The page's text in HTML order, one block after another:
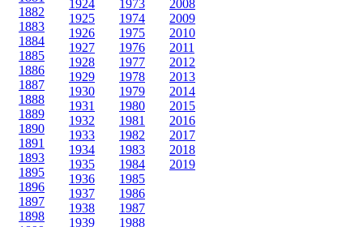
1882
1883
1884
1885
1886
1887
1888
1889
1890
1891
1893
1895
1896
1897
1898
1924
1925
1926
1927
1928
1929
1930
1931
1932
1933
1934
1935
1936
1937
1938
1939
1973
1974
1975
1976
1977
1978
1979
1980
1981
1982
1983
1984
1985
1986
1987
1988
2008
2009
2010
2011
2012
2013
2014
2015
2016
2017
2018
2019